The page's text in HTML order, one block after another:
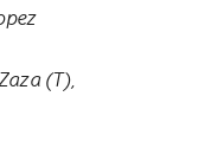
(T),